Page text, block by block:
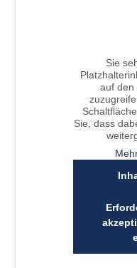
Sie
auf den
Sie, dass